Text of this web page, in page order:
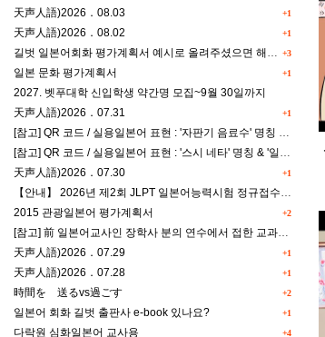
+1
天声人語)2026．08.03
+1
天声人語)2026．08.02
+3
길벗 일본어회화 평가계획서 예시로 올려주셨으면 해요^^
+1
일본 문화 평가계획서
2027. 벳푸대학 신입학생 약간명 모집~9월 30일까지
+1
天声人語)2026．07.31
[참고] QR 코드 / 실용일본어 표현 : '자판기 음료수' 명칭 & '드럭스토어 약품명' 알아맞히기
[참고] QR 코드 / 실용일본어 표현 : '스시 네타' 명칭 & '일본편의점 상품명' 학습 게임
+1
天声人語)2026．07.30
【안내】 2026년 제2회 JLPT 일본어능력시험 정규접수 일정
+2
2015 관광일본어 평가계획서
[참고] 前 일본어교사인 장학사 분의 연수에서 접한 교과세특작성(매력있는 세특) Tip
+1
天声人語)2026．07.29
+1
天声人語)2026．07.28
+2
時間を 送るvs過ごす
+1
일본어 회화 길벗 출판사 e-book 있나요?
+4
다락원 심화일본어 교사용